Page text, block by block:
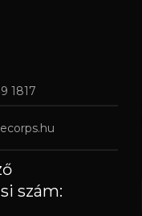
1817
szám: